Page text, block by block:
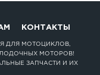
КОНТАКТЫ
ДЛЯ МОТОЦИКЛОВ,
МОТОРОВ!
ЗАПЧАСТИ И ИХ